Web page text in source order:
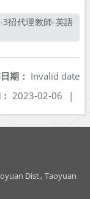
窗
期： Invalid date
2023-02-06 |
Dist., Taoyuan